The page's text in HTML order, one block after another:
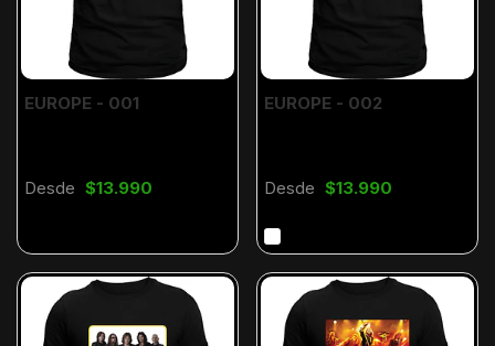
EUROPE - 001
Desde $13.990
EUROPE - 002
Desde $13.990